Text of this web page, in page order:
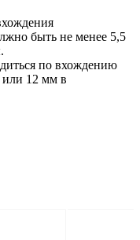
быть не менее 5,5
по вхождению
12 мм в